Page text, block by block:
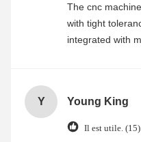
The cnc
with tight
integrated with
Y Young King
Il est utile. (15)